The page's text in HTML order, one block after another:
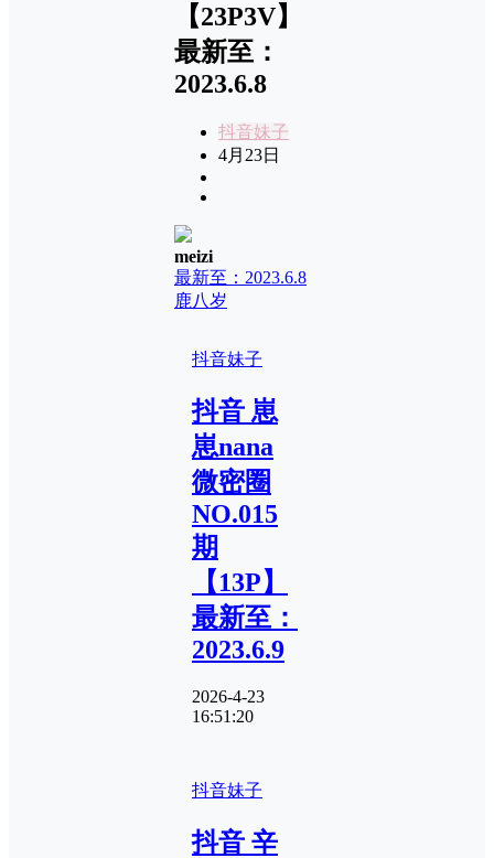
【23P3V】
最新至：
2023.6.8
抖音妹子
4月23日
meizi
最新至：2023.6.8
鹿八岁
抖音妹子
抖音 崽
崽nana
微密圈
NO.015
期
【13P】
最新至：
2023.6.9
2026-4-23
16:51:20
抖音妹子
抖音 辛